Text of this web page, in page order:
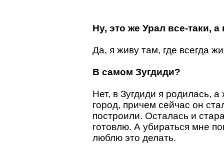
Ну, это же Урал все-таки,
Да, я живу там, где всегда
В самом Зугдиди?
Нет, в Зугдиди я родилась,
город, причем сейчас он
построили. Осталась и
готовлю. А убираться мне
люблю это делать.